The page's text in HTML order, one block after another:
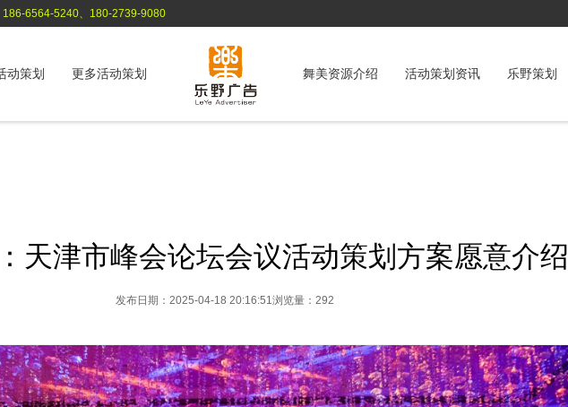
186-6564-5240、180-2739-9080
动策划 更多活动策划 舞美资源介绍 活动策划资讯 乐野策划
天津市峰会论坛会议活动策划方案愿意介绍
发布日期：2025-04-18 20:16:51浏览量：292